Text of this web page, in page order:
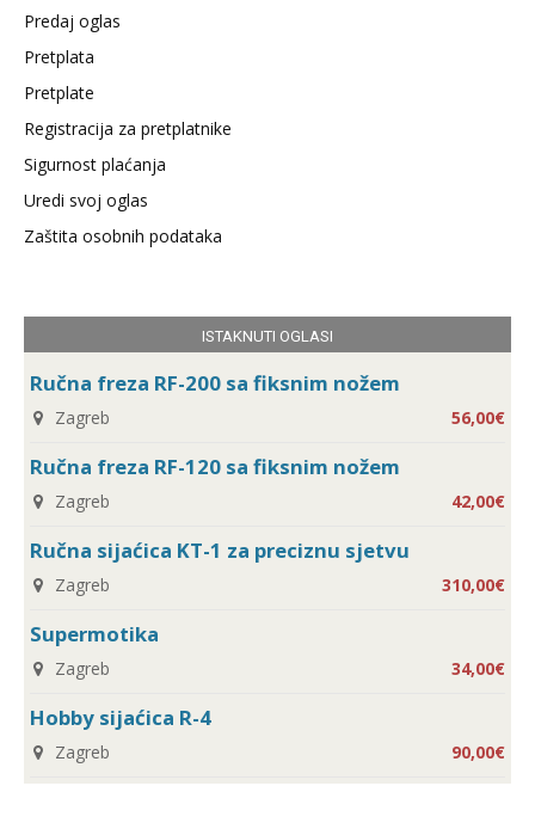
Predaj oglas
Pretplata
Pretplate
Registracija za pretplatnike
Sigurnost plaćanja
Uredi svoj oglas
Zaštita osobnih podataka
ISTAKNUTI OGLASI
Ručna freza RF-200 sa fiksnim nožem
Zagreb 56,00€
Ručna freza RF-120 sa fiksnim nožem
Zagreb 42,00€
Ručna sijaćica KT-1 za preciznu sjetvu
Zagreb 310,00€
Supermotika
Zagreb 34,00€
Hobby sijaćica R-4
Zagreb 90,00€